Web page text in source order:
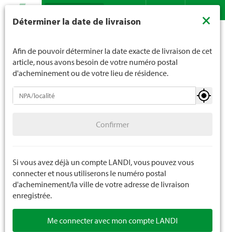
Recherche
6 pièces
Accessoires pour véhicules
Accessoires tracteurs
Accessoires bicylettes
Pièces de rechange accessoires véhicules
Déterminer la date de livraison ×
Afin de pouvoir déterminer la date exacte de livraison de cet
article, nous avons besoin de votre numéro postal
d'acheminement ou de votre lieu de résidence.
Confirmer
Si vous avez déjà un compte LANDI, vous pouvez vous
connecter et nous utiliserons le numéro postal
d'acheminement/la ville de votre adresse de livraison
enregistrée.
Me connecter avec mon compte LANDI
moins de 16 ans. La limite d'âge est de 18 ans pour les
nous indiquez votre âge de manière contraignante.